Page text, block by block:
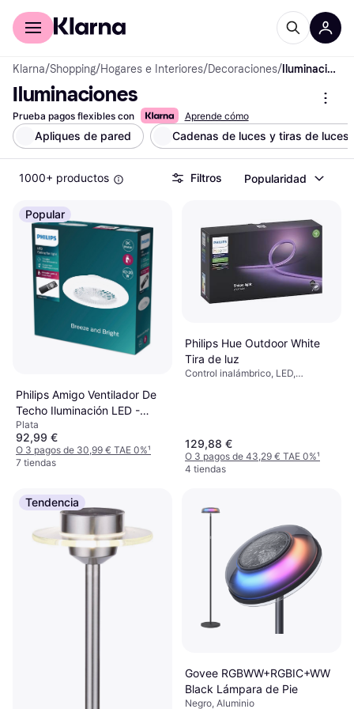
Comprar con Klarna
Klarna/Shopping/Hogares e Interiores/Decoraciones/ Iluminaciones
Iluminaciones
Prueba pagos flexibles con Aprende cómo
Apliques de pared Cadenas de luces y tiras de luces
1000+ productos Filtros Popularidad
Popular
Philips Amigo Ventilador De
Techo Iluminación LED -
Blanco
Plata
92,99 €
O 3 pagos de 30,99 € TAE 0%¹
7 tiendas
Philips Hue Outdoor White
Tira de luz
Control inalámbrico, LED,
129,88 €
O 3 pagos de 43,29 € TAE 0%¹
4 tiendas
Tendencia
Govee RGBWW+RGBIC+WW
Black Lámpara de Pie
Negro, Aluminio